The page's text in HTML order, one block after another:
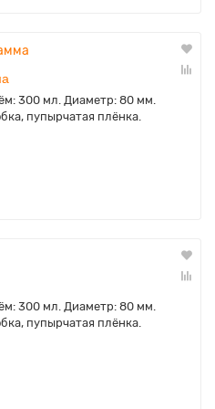
300 мл. Диаметр: 80 мм.
пупырчатая плёнка.
300 мл. Диаметр: 80 мм.
пупырчатая плёнка.